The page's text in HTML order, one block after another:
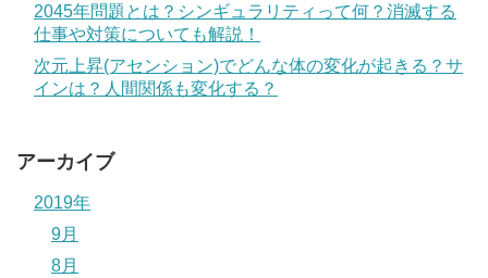
2045年問題とは？シンギュラリティって何？消滅する
仕事や対策についても解説！
次元上昇(アセンション)でどんな体の変化が起きる？サ
インは？人間関係も変化する？
アーカイブ
2019年
9月
8月